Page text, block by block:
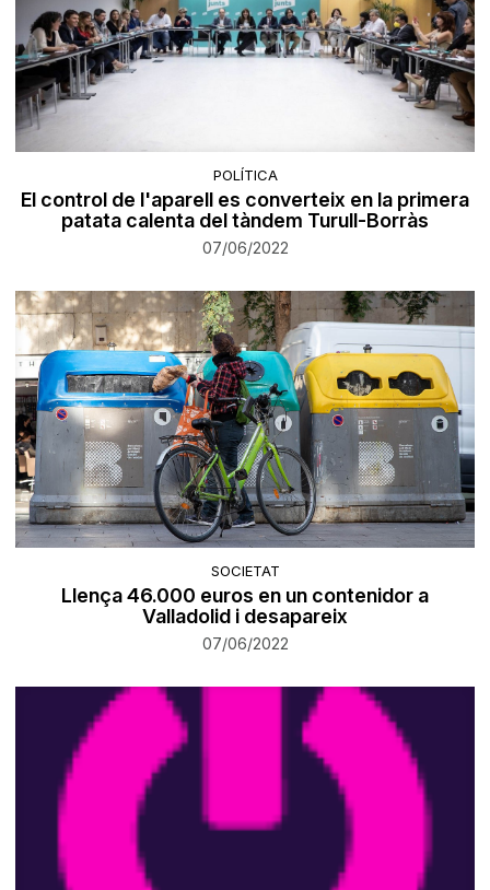
POLÍTICA
El control de l'aparell es converteix en la primera
patata calenta del tàndem Turull-Borràs
07/06/2022
SOCIETAT
Llença 46.000 euros en un contenidor a
Valladolid i desapareix
07/06/2022